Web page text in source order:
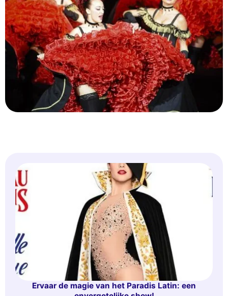
Ervaar de magie van het Paradis Latin: een